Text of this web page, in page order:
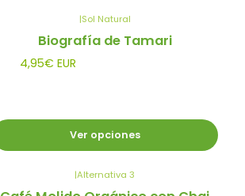
|Sol Natural
Biografía de Tamari
4,95€ EUR
Ver opciones
|Alternativa 3